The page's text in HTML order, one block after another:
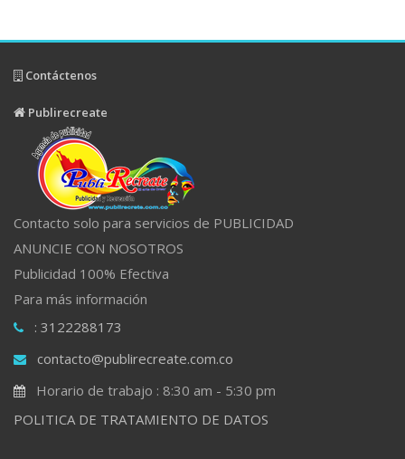
Contáctenos
Publirecreate
Contacto solo para servicios de PUBLICIDAD
ANUNCIE CON NOSOTROS
Publicidad 100% Efectiva
Para más información
: 3122288173
contacto@publirecreate.com.co
Horario de trabajo : 8:30 am - 5:30 pm
POLITICA DE TRATAMIENTO DE DATOS